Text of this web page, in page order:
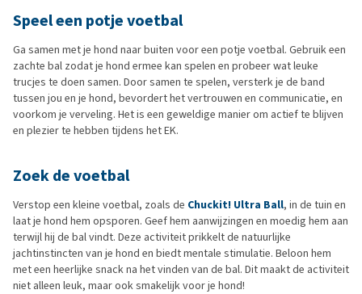
Speel een potje voetbal
Ga samen met je hond naar buiten voor een potje voetbal. Gebruik een
zachte bal zodat je hond ermee kan spelen en probeer wat leuke
trucjes te doen samen. Door samen te spelen, versterk je de band
tussen jou en je hond, bevordert het vertrouwen en communicatie, en
voorkom je verveling. Het is een geweldige manier om actief te blijven
en plezier te hebben tijdens het EK.
Zoek de voetbal
Verstop een kleine voetbal, zoals de Chuckit! Ultra Ball, in de tuin en
laat je hond hem opsporen. Geef hem aanwijzingen en moedig hem aan
terwijl hij de bal vindt. Deze activiteit prikkelt de natuurlijke
jachtinstincten van je hond en biedt mentale stimulatie. Beloon hem
met een heerlijke snack na het vinden van de bal. Dit maakt de activiteit
niet alleen leuk, maar ook smakelijk voor je hond!